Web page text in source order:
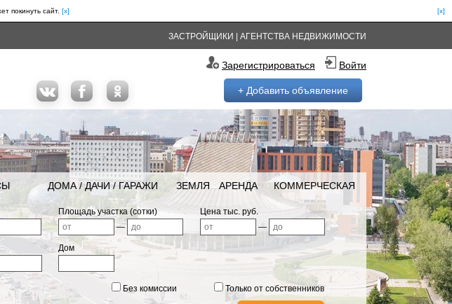
покинуть сайт. [x]
[x]
ЗАСТРОЙЩИКИ АГЕНТСТВА НЕДВИЖИМОСТИ
Зарегистрироваться Войти
+ Добавить объявление
ДОМА / ДАЧИ / ГАРАЖИ ЗЕМЛЯ АРЕНДА КОММЕРЧЕСКАЯ
Площадь участка (сотки)
—
Цена тыс. руб.
—
Дом
Без комиссии Только от собственников